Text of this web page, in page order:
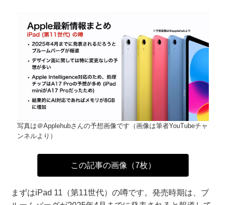
写真は＠Applehubさんの予想画像です（画像は筆者YouTubeチャ
ンネルより）
この記事の画像（7枚）
まずはiPad 11（第11世代）の噂です。発売時期は、ブ